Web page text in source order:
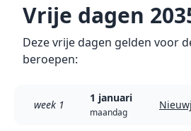
Vrije dagen
Deze vrije dagen gelden voor
beroepen:
week 1
1 januari
maandag